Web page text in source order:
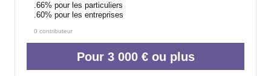
.66% pour les particuliers
.60% pour les entreprises
0 contributeur
Pour 3 000 € ou plus